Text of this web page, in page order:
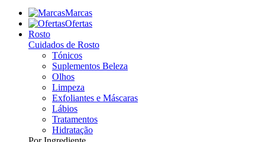
Marcas
Ofertas
Rosto
Cuidados de Rosto
Tónicos
Suplementos Beleza
Olhos
Limpeza
Exfoliantes e Máscaras
Lábios
Tratamentos
Hidratação